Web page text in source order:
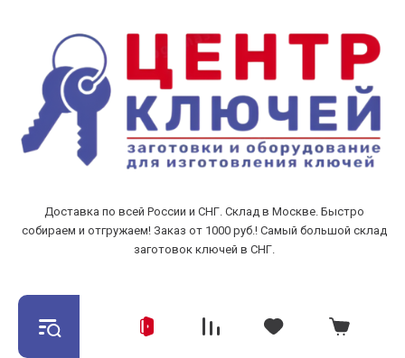
Доставка по всей России и СНГ. Склад в Москве. Быстро
собираем и отгружаем! Заказ от 1000 руб.! Самый большой склад
заготовок ключей в СНГ.